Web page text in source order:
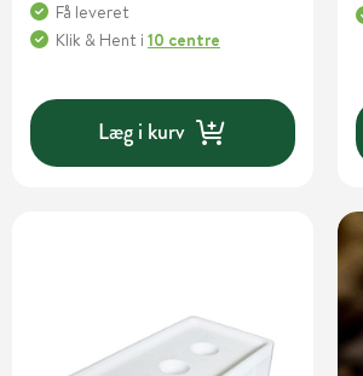
Få leveret
Klik & Hent i 10 centre
Læg i kurv